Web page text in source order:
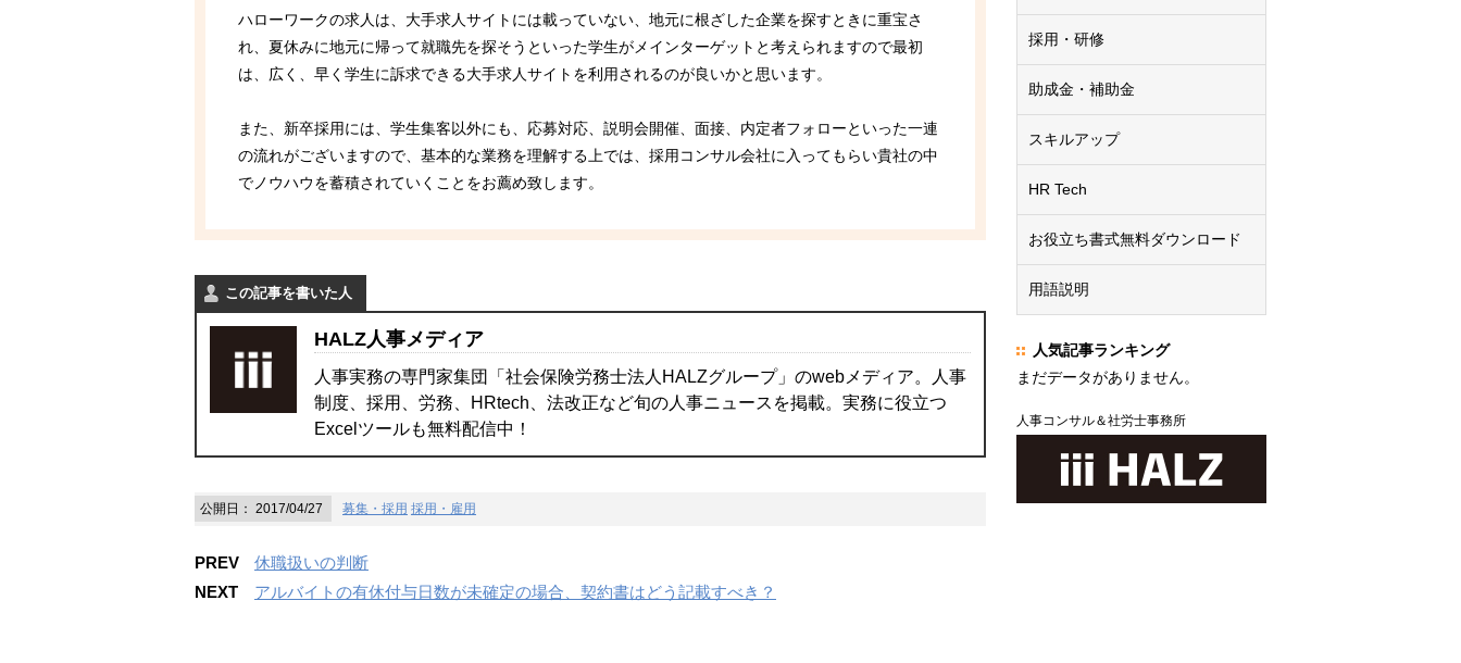
ハローワークの求人は、大手求人サイトには載っていない、地元に根ざした企業を探すときに重宝さ
れ、夏休みに地元に帰って就職先を探そうといった学生がメインターゲットと考えられますので最初
は、広く、早く学生に訴求できる大手求人サイトを利用されるのが良いかと思います。
また、新卒採用には、学生集客以外にも、応募対応、説明会開催、面接、内定者フォローといった一連
の流れがございますので、基本的な業務を理解する上では、採用コンサル会社に入ってもらい貴社の中
でノウハウを蓄積されていくことをお薦め致します。
この記事を書いた人
HALZ人事メディア
人事実務の専門家集団「社会保険労務士法人HALZグループ」のwebメディア。人事
制度、採用、労務、HRtech、法改正など旬の人事ニュースを掲載。実務に役立つ
Excelツールも無料配信中！
公開日： 2017/04/27 募集・採用 採用・雇用
PREV
休職扱いの判断
NEXT
アルバイトの有休付与日数が未確定の場合、契約書はどう記載すべき？
採用・研修
助成金・補助金
スキルアップ
HR Tech
お役立ち書式無料ダウンロード
用語説明
人気記事ランキング
まだデータがありません。
人事コンサル＆社労士事務所